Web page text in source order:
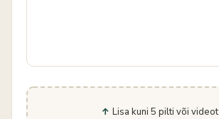
Lisa kuni 5 pilti või videot